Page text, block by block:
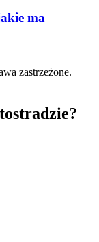
ma
zastrzeżone.